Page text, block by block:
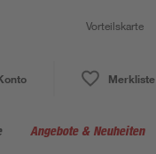
Vorteilskarte
Merkliste
Angebote & Neuheiten